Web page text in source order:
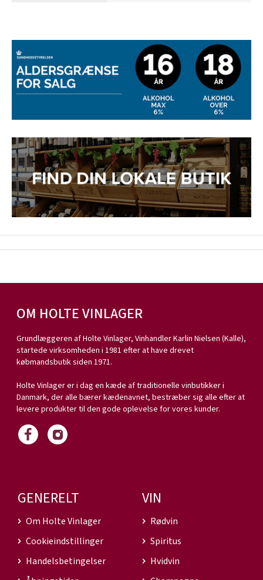
OM HOLTE VINLAGER
Grundlæggeren af Holte Vinlager, Vinhandler Karlin Nielsen (Kalle),
startede virksomheden i 1981 efter at have drevet
købmandsbutik siden 1971.
Holte Vinlager er i dag en kæde af traditionelle vinbutikker i
Danmark, der alle bærer kædenavnet, bestræber sig alle efter at
levere produkter til den gode oplevelse for vores kunder.
GENERELT
Om Holte Vinlager
Cookieindstillinger
Handelsbetingelser
VIN
Rødvin
Spiritus
Hvidvin